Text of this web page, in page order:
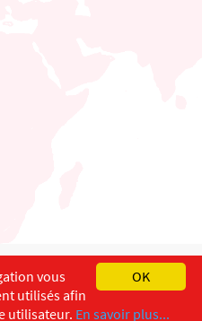
OK
vous
utilisés afin
utilisateur. En savoir plus...